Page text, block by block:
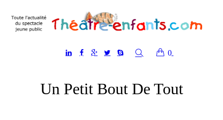
0
Un Petit Bout De Tout